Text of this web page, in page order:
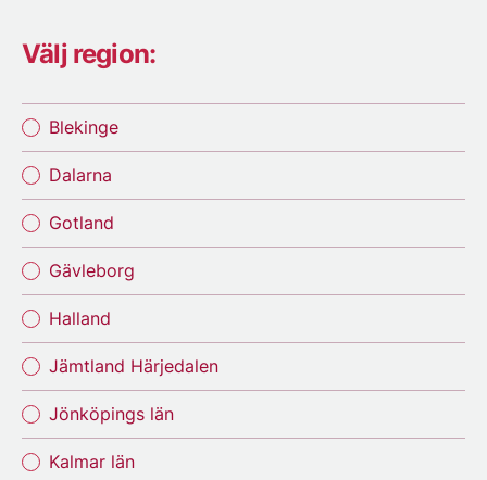
Välj region:
Blekinge
Dalarna
Gotland
Gävleborg
Halland
Jämtland Härjedalen
Jönköpings län
Kalmar län